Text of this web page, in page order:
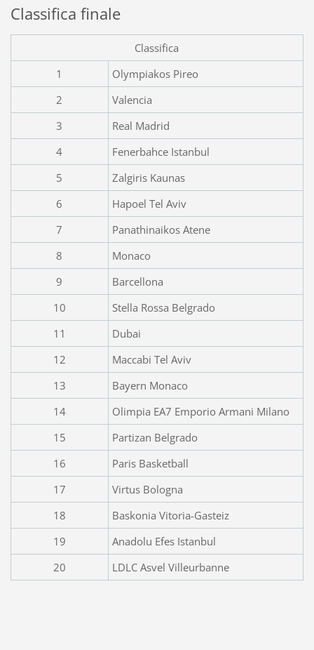
Classifica finale
Classifica
1
Olympiakos Pireo
2
Valencia
3
Real Madrid
4
Fenerbahce Istanbul
5
Zalgiris Kaunas
6
Hapoel Tel Aviv
7
Panathinaikos Atene
8
Monaco
9
Barcellona
10
Stella Rossa Belgrado
11
Dubai
12
Maccabi Tel Aviv
13
Bayern Monaco
14
Olimpia EA7 Emporio Armani Milano
15
Partizan Belgrado
16
Paris Basketball
17
Virtus Bologna
18
Baskonia Vitoria-Gasteiz
19
Anadolu Efes Istanbul
20
LDLC Asvel Villeurbanne